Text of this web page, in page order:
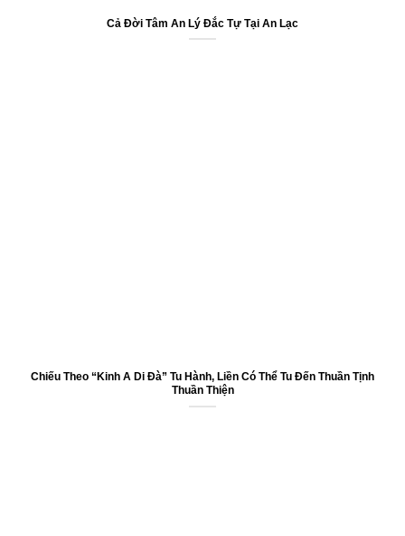
Cả Đời Tâm An Lý Đắc Tự Tại An Lạc
Chiếu Theo “Kinh A Di Đà” Tu Hành, Liền Có Thể Tu Đến Thuần Tịnh
Thuần Thiện